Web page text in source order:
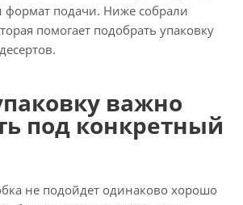
формат подачи. Ниже собрали
помогает подобрать упаковку
важно
под конкретный
не подойдет одинаково хорошо